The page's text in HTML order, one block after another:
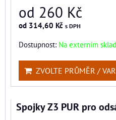
od 260 Kč
od 314,60 Kč s DPH
Dostupnost: Na externím
ZVOLTE PRŮMĚR /
Spojky Z3 PUR pro